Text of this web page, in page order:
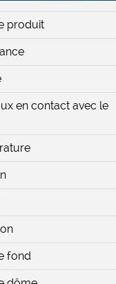
produit
en contact avec le
fond